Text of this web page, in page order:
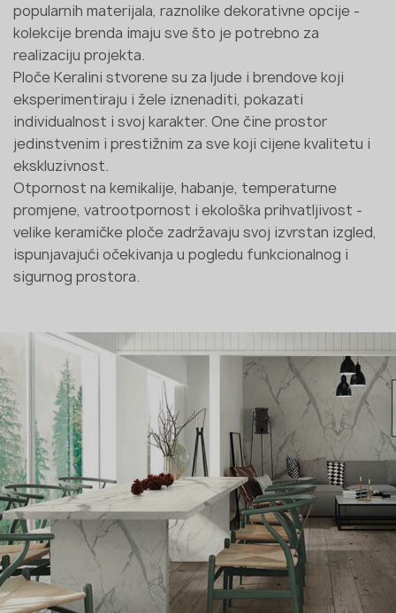
popularnih materijala, raznolike dekorativne opcije -
kolekcije brenda imaju sve što je potrebno za
realizaciju projekta.
Ploče Keralini stvorene su za ljude i brendove koji
eksperimentiraju i žele iznenaditi, pokazati
individualnost i svoj karakter. One čine prostor
jedinstvenim i prestižnim za sve koji cijene kvalitetu i
ekskluzivnost.
Otpornost na kemikalije, habanje, temperaturne
promjene, vatrootpornost i ekološka prihvatljivost -
velike keramičke ploče zadržavaju svoj izvrstan izgled,
ispunjavajući očekivanja u pogledu funkcionalnog i
sigurnog prostora.